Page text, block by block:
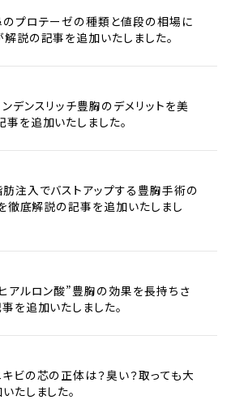
プロテーゼの種類と値段の相場に
説の記事を追加いたしました。
デンスリッチ豊胸のデメリットを美
を追加いたしました。
注入でバストアップする豊胸手術の
を徹底解説の記事を追加いたしまし
アルロン酸”豊胸の効果を長持ちさ
を追加いたしました。
ビの芯の正体は？臭い？取っても大
たしました。